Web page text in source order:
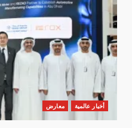
أخبار عالمية معارض